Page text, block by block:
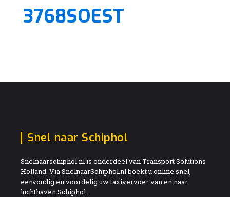
3768SOEST
Snel naar Schiphol
Snelnaarschiphol.nl is onderdeel van Transport Solutions
Holland. Via SnelnaarSchiphol.nl boekt u online snel,
eenvoudig en voordelig uw taxivervoer van en naar
luchthaven Schiphol.